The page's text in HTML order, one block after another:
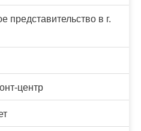
представительство в г.
центр